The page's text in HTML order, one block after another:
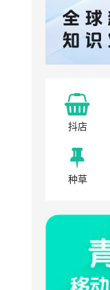
抖店
种草